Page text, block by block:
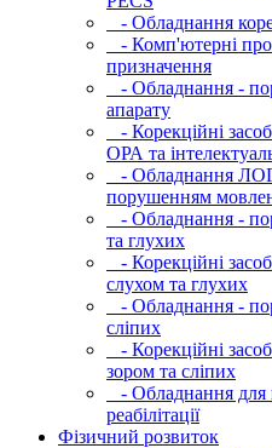
- Обладнання
- Комп'ютерні
призначення
- Обладнання -
апарату
- Корекційні
ОРА та
- Обладнання
порушенням
- Обладнання -
та глухих
- Корекційні
слухом та глухих
- Обладнання -
сліпих
- Корекційні
зором та сліпих
- Обладнання для
реабілітації
Фізичний розвиток